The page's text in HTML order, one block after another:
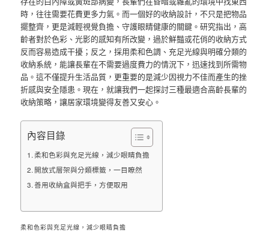
時，往往需要花費更多力氣。而一個好的收納設計，不只是把物品
擺整齊，更是減輕視覺負擔、守護眼睛健康的關鍵。研究指出，高
齡者對於色彩、光影的感知有所改變，過於鮮豔或花俏的收納方式
反而容易造成干擾；反之，採用柔和色調、充足光線與明確分類的
收納系統，能讓長輩在不需要過度費力的情況下，迅速找到所需物
品。這不僅提升生活品質，更重要的是減少因視力不佳而產生的挫
折感與安全隱患。現在，就讓我們一起探討三種最適合高齡長輩的
收納策略，讓居家環境變得友善又安心。
內容目錄
柔和色彩與充足光線，減少眼睛負擔
開放式層架與分類標籤，一目瞭然
善用收納盒與把手，方便取用
柔和色彩與充足光線，減少眼睛負擔